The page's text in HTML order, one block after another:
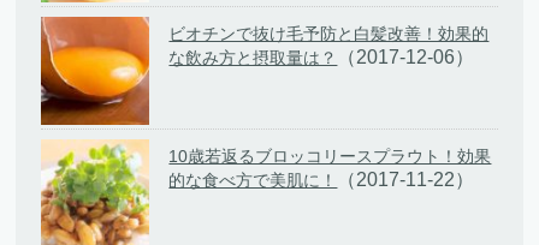
ビオチンで抜け毛予防と白髪改善！効果的
な飲み方と摂取量は？
（2017-12-06）
10歳若返るブロッコリースプラウト！効果
的な食べ方で美肌に！
（2017-11-22）